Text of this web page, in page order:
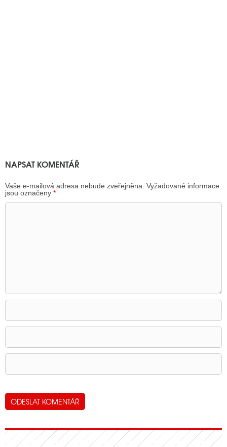
NAPSAT KOMENTÁŘ
Vaše e-mailová adresa nebude zveřejněna. Vyžadované informace
jsou označeny *